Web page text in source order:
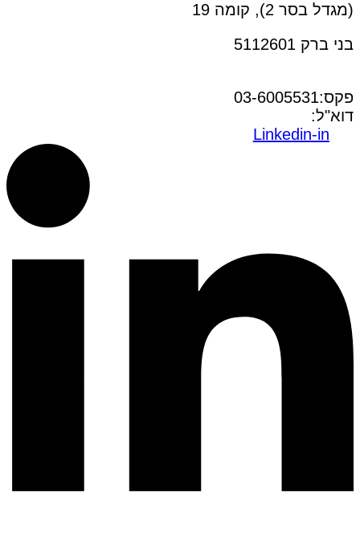
(מגדל בסר 2), קומה 19
בני ברק 5112601
פקס:03-6005531
דוא"ל:
Linkedin-in